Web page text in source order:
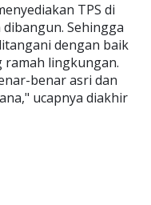
TPS di
Sehingga
dengan baik
lingkungan.
benar asri dan
ucapnya diakhir